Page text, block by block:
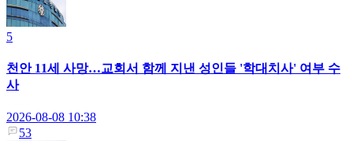
5
천안 11세 사망…교회서 함께 지낸 성인들 '학대치사' 여부 수
사
2026-08-08 10:38
53